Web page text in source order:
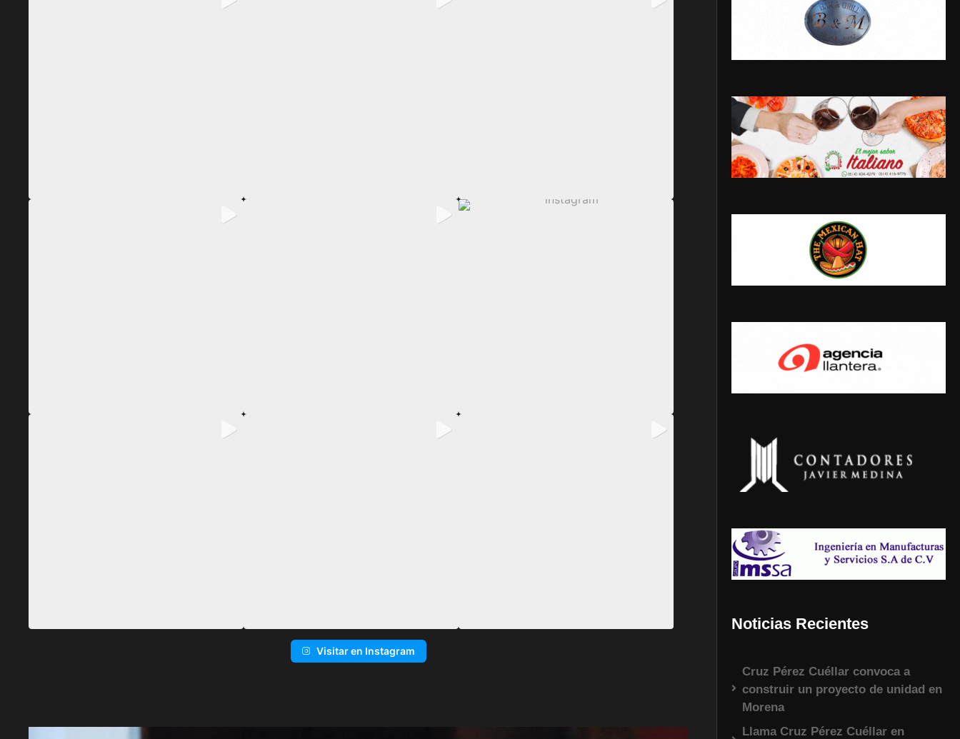
Visitar en Instagram
Noticias Recientes
Cruz Pérez Cuéllar convoca a
construir un proyecto de unidad en
Morena
Llama Cruz Pérez Cuéllar en